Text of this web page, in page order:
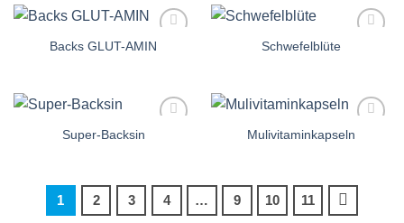
Auf die
Backs GLUT-AMIN
Auf die
Schwefelblüte
Auf die
Super-Backsin
Auf die
Mulivitaminkapseln
1 2 3 4 … 9 10 11